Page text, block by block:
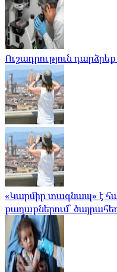
Ուշադրություն
«Կարմիր տագնապ» է
քաղաքներում՝